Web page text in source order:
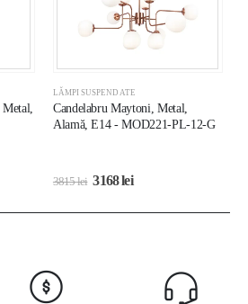
Metal,
LĂMPI SUSPENDATE
Candelabru Maytoni, Metal,
Alamă, E14 - MOD221-PL-12-G
3815lei 3168lei